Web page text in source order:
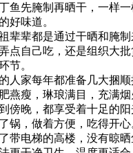
鱼先腌制再晒干，一样
好味道。
辈辈都是通过干晒和腌
点自己吃，还是组织大
节。
人家每年都准备几大捆
瘦，琳琅满目，充满
晚，都享受着十足的
锅，做着方便，吃得开心
带电梯的高楼，没有晾